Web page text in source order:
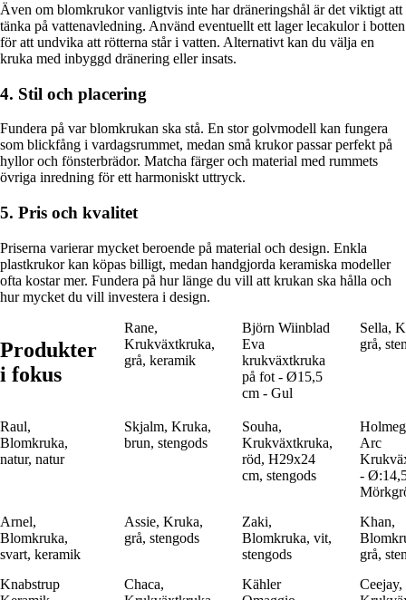
Även om blomkrukor vanligtvis inte har dräneringshål är det viktigt att
tänka på vattenavledning. Använd eventuellt ett lager lecakulor i botten
för att undvika att rötterna står i vatten. Alternativt kan du välja en
kruka med inbyggd dränering eller insats.
4. Stil och placering
Fundera på var blomkrukan ska stå. En stor golvmodell kan fungera
som blickfång i vardagsrummet, medan små krukor passar perfekt på
hyllor och fönsterbrädor. Matcha färger och material med rummets
övriga inredning för ett harmoniskt uttryck.
5. Pris och kvalitet
Priserna varierar mycket beroende på material och design. Enkla
plastkrukor kan köpas billigt, medan handgjorda keramiska modeller
ofta kostar mer. Fundera på hur länge du vill att krukan ska hålla och
hur mycket du vill investera i design.
Produkter
i fokus
Rane,
Krukväxtkruka,
grå, keramik
Björn Wiinblad
Eva
krukväxtkruka
på fot - Ø15,5
cm - Gul
Sella,
grå,
Raul,
Blomkruka,
natur, natur
Skjalm, Kruka,
brun, stengods
Souha,
Krukväxtkruka,
röd, H29x24
cm, stengods
Arc
-
Arnel,
Blomkruka,
svart, keramik
Assie, Kruka,
grå, stengods
Zaki,
Blomkruka, vit,
stengods
Khan,
grå,
Knabstrup
Chaca,
Kähler
Ceejay,